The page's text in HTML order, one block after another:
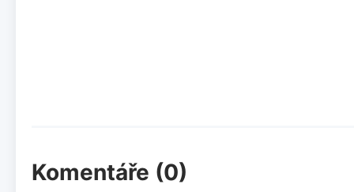
Komentáře (0)